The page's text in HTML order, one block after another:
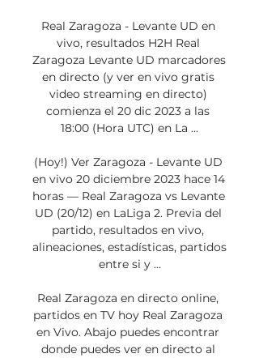
Real Zaragoza - Levante UD en
vivo, resultados H2H Real
Zaragoza Levante UD marcadores
en directo (y ver en vivo gratis
video streaming en directo)
comienza el 20 dic 2023 a las
18:00 (Hora UTC) en La ...
(Hoy!) Ver Zaragoza - Levante UD
en vivo 20 diciembre 2023 hace 14
horas — Real Zaragoza vs Levante
UD (20/12) en LaLiga 2. Previa del
partido, resultados en vivo,
alineaciones, estadísticas, partidos
entre si y ...
Real Zaragoza en directo online,
partidos en TV hoy Real Zaragoza
en Vivo. Abajo puedes encontrar
donde puedes ver en directo al